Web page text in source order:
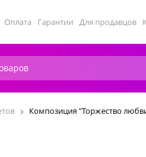
Оплата Гарантии Для продавцов
Композиция "Торжество